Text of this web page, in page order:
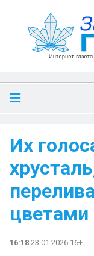
Их
цветами
16:18 23.01.2026 16+